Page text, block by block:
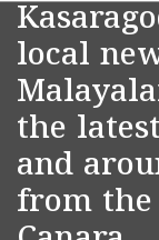
local
the
and
from the